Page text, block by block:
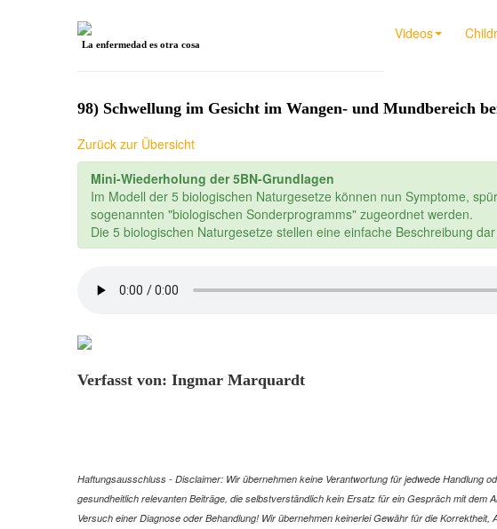
Videos
La enfermedad es otra cosa
98) Schwellung im Gesicht im Wangen- und Mundbereich
Zurück zur Übersicht
Mini-Wiederholung der 5BN-Grundlagen
Im Modell der 5 biologischen Naturgesetze können nun Symptome,
sogenannten "biologischen Sonderprogramms" zugeordnet werden.
Die 5 biologischen Naturgesetze stellen eine einfache Beschreibung
Verfasst von: Ingmar Marquardt
Haftungsausschluss - Disclaimer: Wir übernehmen keine Verantwortung für jedwede Handlung
gesundheitlich relevanten Beiträge, die selbstverständlich kein Ersatz für ein Gespräch mit
Versuch einer Diagnose oder Behandlung! Wir übernehmen keinerlei Gewähr für die